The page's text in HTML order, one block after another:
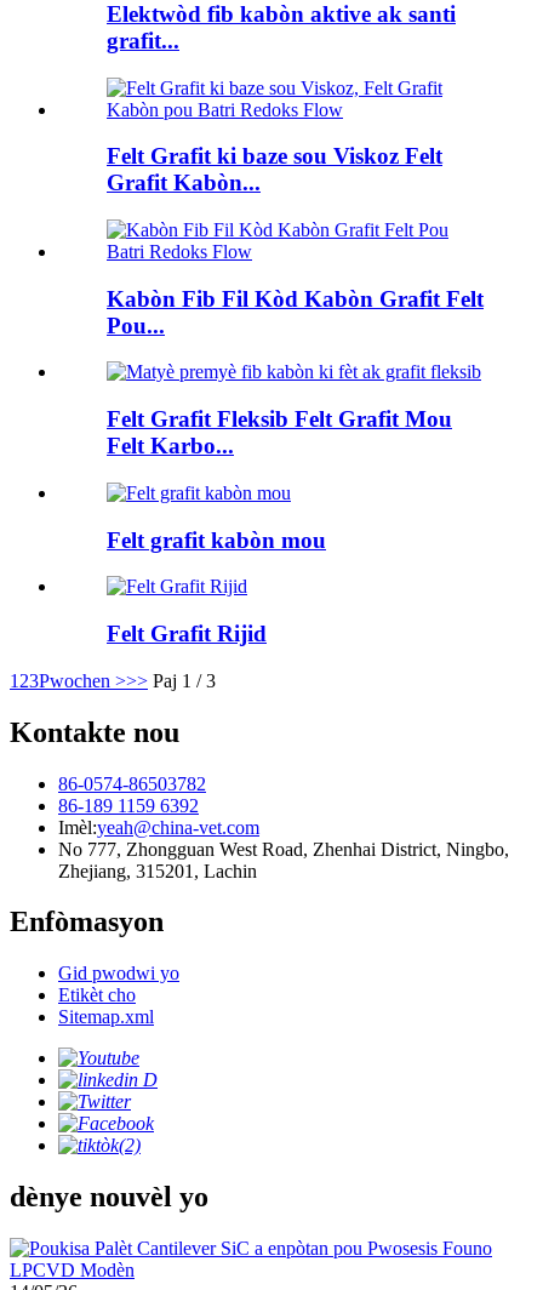
Elektwòd fib kabòn aktive ak santi
grafit...
Felt Grafit ki baze sou Viskoz Felt
Grafit Kabòn...
Kabòn Fib Fil Kòd Kabòn Grafit Felt
Pou...
Felt Grafit Fleksib Felt Grafit Mou
Felt Karbo...
Felt grafit kabòn mou
Felt Grafit Rijid
1 23Pwochen >>> Paj 1 / 3
Kontakte nou
86-0574-86503782
86-189 1159 6392
Imèl:yeah@china-vet.com
No 777, Zhongguan West Road, Zhenhai District, Ningbo,
Zhejiang, 315201, Lachin
Enfòmasyon
Gid pwodwi yo
Etikèt cho
Sitemap.xml
dènye nouvèl yo